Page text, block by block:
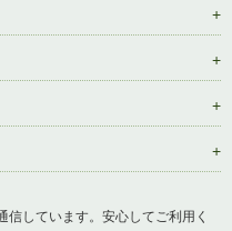
しています。安心してご利用く